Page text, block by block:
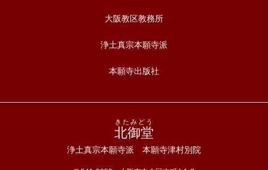
大阪教区教務所
浄土真宗本願寺派
本願寺出版社
北御堂
きたみどう
浄土真宗本願寺派 本願寺津村別院